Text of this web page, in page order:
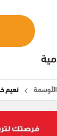
الأوسمة نعيم